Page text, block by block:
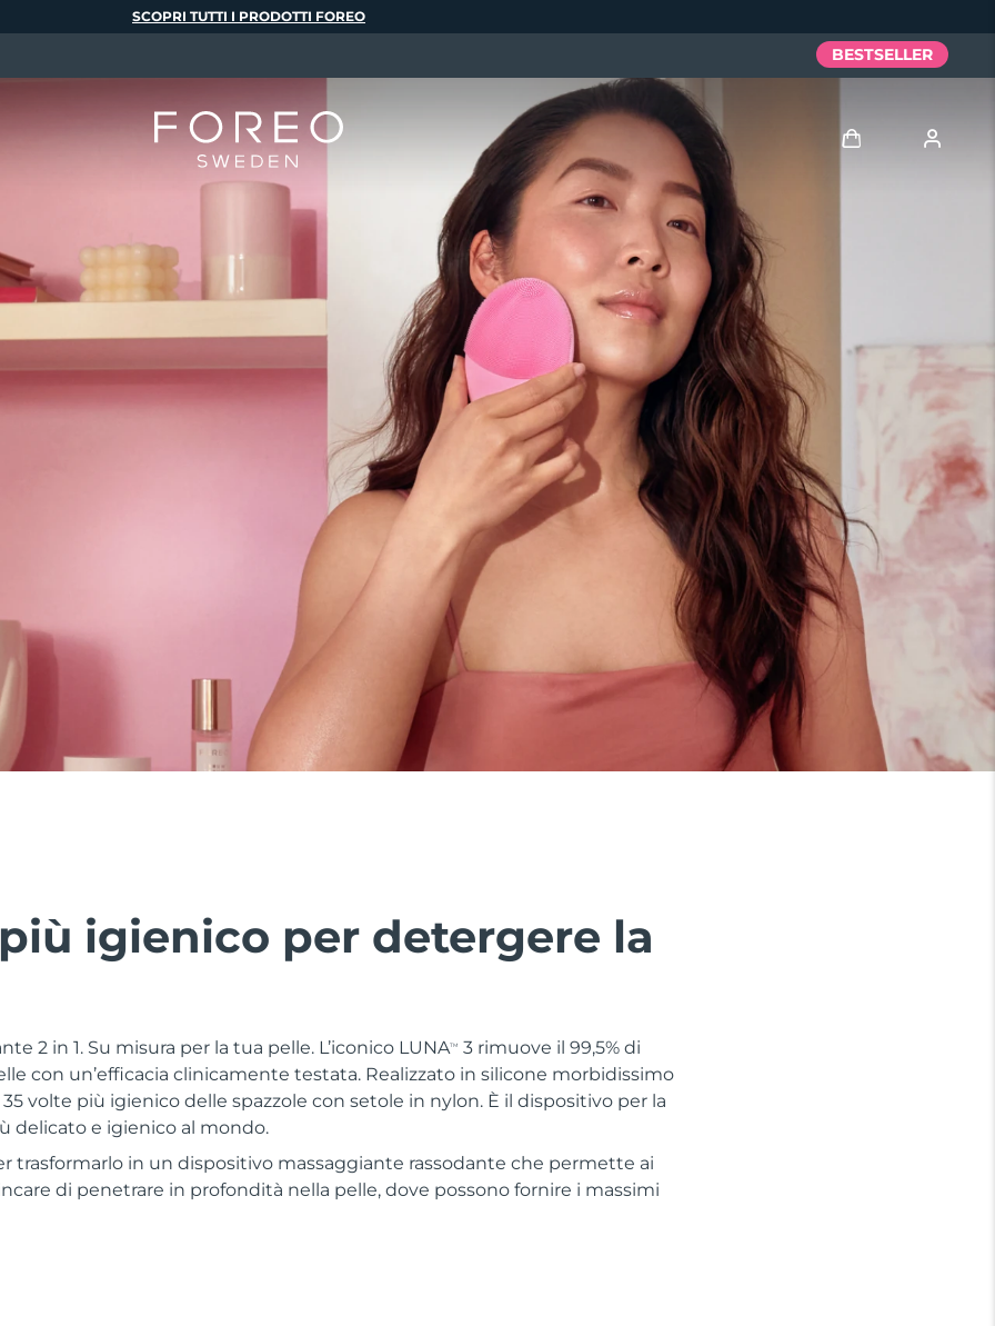
igienico per detergere la
2 in 1. Su misura per la tua pelle. L’iconico LUNATM
3 rimuove il 99,5% di
con un’efficacia clinicamente testata. Realizzato in silicone morbidissimo
volte più igienico delle spazzole con setole in nylon. È il dispositivo per la
delicato e igienico al mondo.
trasformarlo in un dispositivo massaggiante rassodante che permette ai
di penetrare in profondità nella pelle, dove possono fornire i massimi
SCOPRI TUTTI I PRODOTTI FOREO
BESTSELLER
I miei ordini
I miei indirizzi
I miei abbonamenti